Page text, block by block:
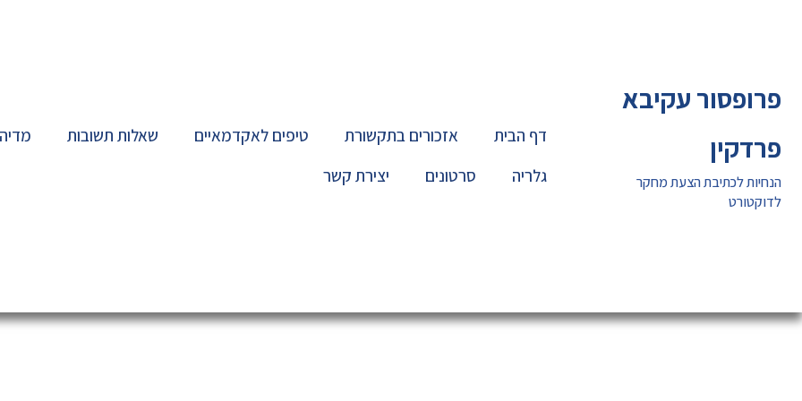
פרופסור עקיבא
פרדקין
הנחיות לכתיבת הצעת מחקר
לדוקטורט
דף הבית אזכורים בתקשורת טיפים לאקדמאיים שאלות תשובות מדיה
גלריה
סרטונים יצירת קשר